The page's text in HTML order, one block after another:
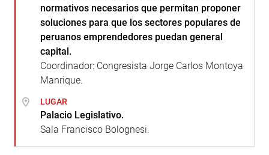
normativos necesarios que permitan proponer
soluciones para que los sectores populares de
peruanos emprendedores puedan general
capital.
Coordinador: Congresista Jorge Carlos Montoya
Manrique.
LUGAR
Palacio Legislativo.
Sala Francisco Bolognesi.